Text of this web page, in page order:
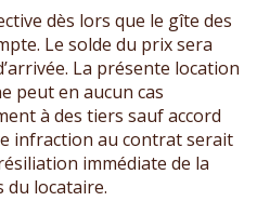
dès lors que le gîte des
Le solde du prix sera
La présente location
peut en aucun cas
à des tiers sauf accord
infraction au contrat serait
immédiate de la
du locataire.